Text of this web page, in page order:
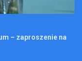
– zaproszenie na